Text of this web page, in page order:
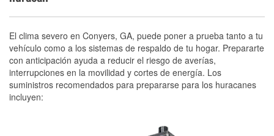
El clima severo en Conyers, GA, puede poner a prueba tanto a tu
vehículo como a los sistemas de respaldo de tu hogar. Prepararte
con anticipación ayuda a reducir el riesgo de averías,
interrupciones en la movilidad y cortes de energía. Los
suministros recomendados para prepararse para los huracanes
incluyen: